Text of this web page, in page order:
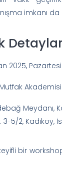
imkanı da
2025,
Mutfak
Meydanı,
3-5/2, Kadıköy,
bir